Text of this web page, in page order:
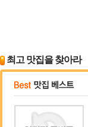
최고 맛집을 찾아라